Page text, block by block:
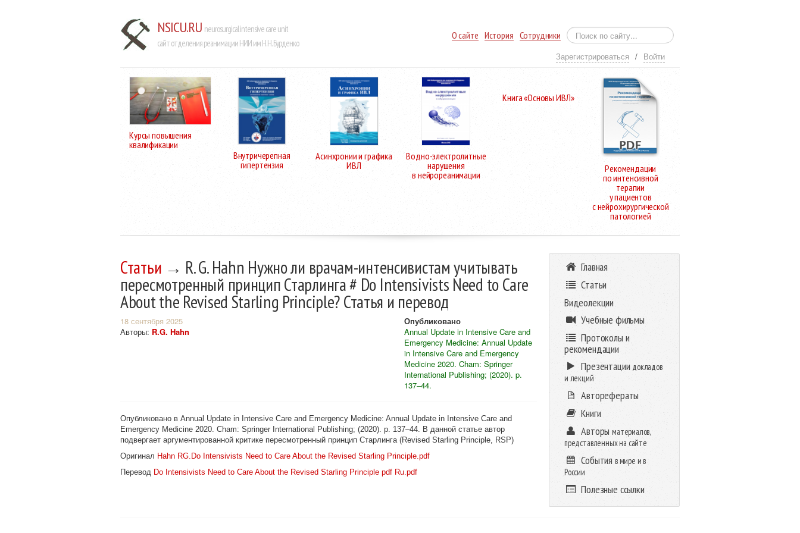
NSICU.RU neurosurgical intensive care unit
сайт отделения реанимации НИИ им Н.Н. Бурденко
О сайте История Сотрудники
Зарегистрироваться / Войти
Курсы повышения
квалификации
Внутричерепная
гипертензия
Асинхронии и графика
ИВЛ
Водно-электролитные
нарушения
в нейрореанимации
Книга «Основы ИВЛ»
Рекомендации
по интенсивной
терапии
у пациентов
с нейрохирургической
патологией
Статьи → R. G. Hahn Нужно ли врачам-интенсивистам учитывать
пересмотренный принцип Старлинга # Do Intensivists Need to Care
About the Revised Starling Principle? Статья и перевод
18 сентября 2025
Авторы: R.G. Hahn
Опубликовано
Annual Update in Intensive Care and
Emergency Medicine: Annual Update
in Intensive Care and Emergency
Medicine 2020. Cham: Springer
International Publishing; (2020). p.
137–44.
Опубликовано в Annual Update in Intensive Care and Emergency Medicine: Annual Update in Intensive Care and
Emergency Medicine 2020. Cham: Springer International Publishing; (2020). p. 137–44. В данной статье автор
подвергает аргументированной критике пересмотренный принцип Старлинга (Revised Starling Principle, RSP)
Оригинал Hahn RG.Do Intensivists Need to Care About the Revised Starling Principle.pdf
Перевод Do Intensivists Need to Care About the Revised Starling Principle pdf Ru.pdf
Главная
Статьи
Видеолекции
Учебные фильмы
Протоколы и
рекомендации
Презентации докладов
и лекций
Авторефераты
Книги
Авторыматериалов,
представленных на сайте
События в мире и в
России
Полезные ссылки